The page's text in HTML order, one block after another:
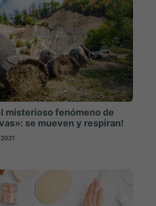
misterioso fenómeno de
se mueven y respiran!